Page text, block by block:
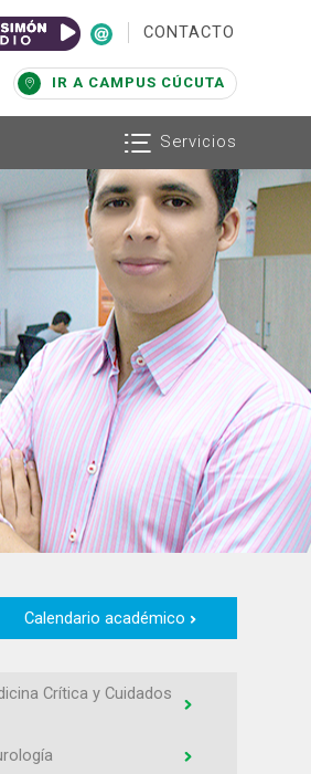
| CONTACTO
IR A CAMPUS CÚCUTA
Servicios
Calendario académico
Crítica y Cuidados